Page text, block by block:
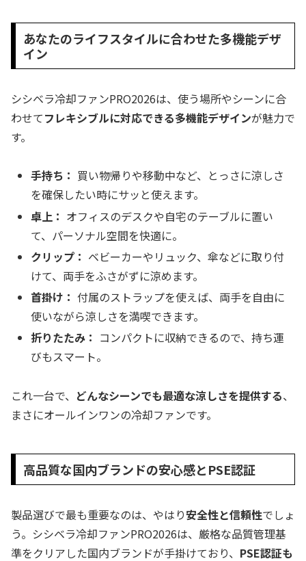
あなたのライフスタイルに合わせた多機能デザ
イン
シシベラ冷却ファンPRO2026は、使う場所やシーンに合
わせてフレキシブルに対応できる多機能デザインが魅力で
す。
手持ち： 買い物帰りや移動中など、とっさに涼しさ
を確保したい時にサッと使えます。
卓上： オフィスのデスクや自宅のテーブルに置い
て、パーソナル空間を快適に。
クリップ： ベビーカーやリュック、傘などに取り付
けて、両手をふさがずに涼めます。
首掛け： 付属のストラップを使えば、両手を自由に
使いながら涼しさを満喫できます。
折りたたみ： コンパクトに収納できるので、持ち運
びもスマート。
これ一台で、 どんなシーンでも最適な涼しさを提供する、
まさにオールインワンの冷却ファンです。
高品質な国内ブランドの安心感とPSE認証
製品選びで最も重要なのは、やはり安全性と信頼性でしょ
う。シシベラ冷却ファンPRO2026は、厳格な品質管理基
準をクリアした国内ブランドが手掛けており、 PSE認証も